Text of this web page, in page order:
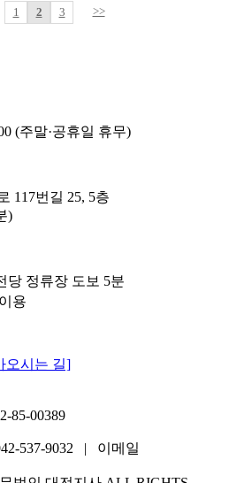
1 2 3 >>
(주말·공휴일 휴무)
117번길 25, 5층
)
당 정류장 도보 5분
용
오시는 길]
85-00389
537-9032 | 이메일